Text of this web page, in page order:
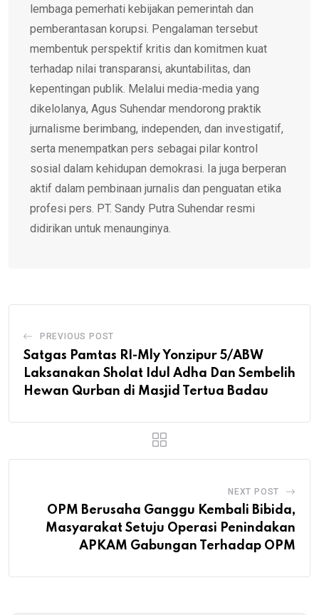
lembaga pemerhati kebijakan pemerintah dan
pemberantasan korupsi. Pengalaman tersebut
membentuk perspektif kritis dan komitmen kuat
terhadap nilai transparansi, akuntabilitas, dan
kepentingan publik. Melalui media-media yang
dikelolanya, Agus Suhendar mendorong praktik
jurnalisme berimbang, independen, dan investigatif,
serta menempatkan pers sebagai pilar kontrol
sosial dalam kehidupan demokrasi. Ia juga berperan
aktif dalam pembinaan jurnalis dan penguatan etika
profesi pers. PT. Sandy Putra Suhendar resmi
didirikan untuk menaunginya.
PREVIOUS POST
Satgas Pamtas RI-Mly Yonzipur 5/ABW
Laksanakan Sholat Idul Adha Dan Sembelih
Hewan Qurban di Masjid Tertua Badau
NEXT POST
OPM Berusaha Ganggu Kembali Bibida,
Masyarakat Setuju Operasi Penindakan
APKAM Gabungan Terhadap OPM